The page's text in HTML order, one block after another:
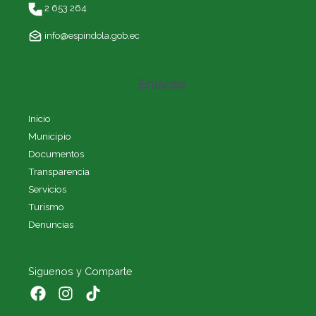
2 653 264
info@espindola.gob.ec
Enlaces
Inicio
Municipio
Documentos
Transparencia
Servicios
Turismo
Denuncias
Siguenos y Comparte